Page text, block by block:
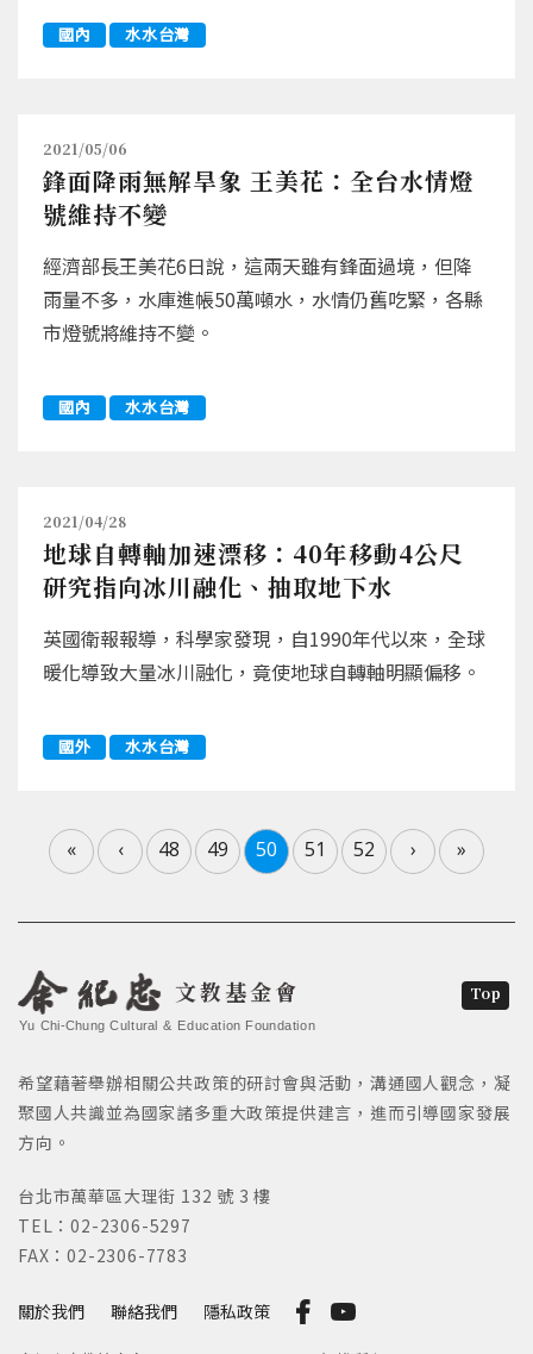
國內 水水台灣
2021/05/06
鋒面降雨無解旱象 王美花：全台水情燈
號維持不變
經濟部長王美花6日說，這兩天雖有鋒面過境，但降
雨量不多，水庫進帳50萬噸水，水情仍舊吃緊，各縣
市燈號將維持不變。
國內 水水台灣
2021/04/28
地球自轉軸加速漂移：40年移動4公尺
研究指向冰川融化、抽取地下水
英國衛報報導，科學家發現，自1990年代以來，全球
暖化導致大量冰川融化，竟使地球自轉軸明顯偏移。
國外 水水台灣
« ‹ 48 49 50 51 52 › »
文教基金會
Yu Chi-Chung Cultural & Education Foundation
關於我們 聯絡我們 隱私政策
希望藉著舉辦相關公共政策的研討會與活動，溝通國人觀念，凝
聚國人共識並為國家諸多重大政策提供建言，進而引導國家發展
方向。
台北市萬華區大理街 132 號 3 樓
TEL：02-2306-5297
FAX：02-2306-7783
Top